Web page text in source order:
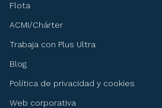
Flota
ACMI/Chárter
Trabaja con Plus Ultra
Blog
Política de privacidad y cookies
Web corporativa